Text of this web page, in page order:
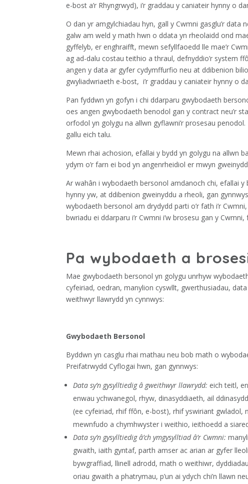
e-bost a’r Rhyngrwyd), i’r graddau y caniateir hynny o
O dan yr amgylchiadau hyn, gall y Cwmni gasglu’r
galw am weld y math hwn o ddata yn rheolaidd ond
gyffelyb, er enghraifft, mewn sefyllfaoedd lle mae’r
ag ad-dalu costau teithio a thraul, defnyddio’r system
angen y data ar gyfer cydymffurfio neu at ddibenion
gwyliadwriaeth e-bost, i’r graddau y caniateir hynny o
Pan fyddwn yn gofyn i chi ddarparu gwybodaeth
oes angen gwybodaeth benodol gan y contract neu’r
orfodol yn golygu na allwn gyflawni’r prosesau
gallu eich talu.
Mewn rhai achosion, efallai y bydd yn golygu na allwn
ydym o’r farn ei bod yn angenrheidiol er mwyn
Ar wahân i wybodaeth bersonol amdanoch chi, efallai
hynny yw, at ddibenion gweinyddu a rheoli, gan
wybodaeth bersonol am drydydd parti o’r fath i’r
bwriadu ei ddarparu i’r Cwmni i’w brosesu gan y
Pa wybodaeth a
Mae gwybodaeth bersonol yn golygu unrhyw
cyfeiriad, oedran, manylion cyswllt, gwerthusiadau,
weithwyr llawrydd yn cynnwys:
Gwybodaeth Bersonol
Byddwn yn casglu rhai mathau neu bob math o
Preifatrwydd Cyflogai hwn, gan gynnwys:
Data sy’n gysylltiedig â gweithwyr llawrydd: eich teitl,
enwau ychwanegol, rhyw, dinasyddiaeth, ail
(ee cyfeiriad, rhif ffôn, e-bost), rhif yswiriant gwladol,
mewnfudo a chymhwyster i weithio, ieithoedd a
Data sy’n gysylltiedig â’ch ymgysylltiad â’r Cwmni:
gwaith, iaith gyntaf, parth amser ac arian ar gyfer
bywgraffiad, llinell adrodd, math o weithiwr,
oriau gwaith a phatrymau, p’un ai ydych chi’n llawn